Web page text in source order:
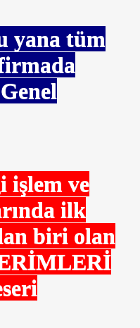
yana tüm
işlem ve
ilk
biri olan